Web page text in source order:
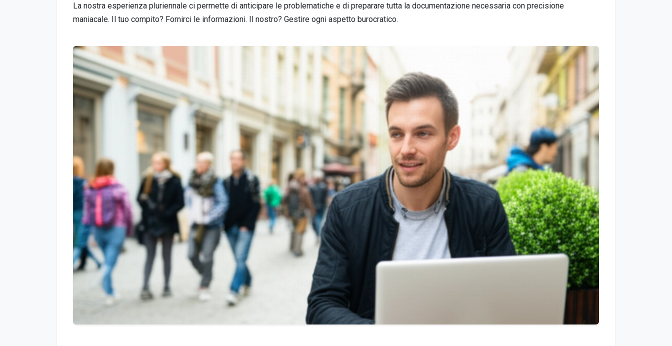
La nostra esperienza pluriennale ci permette di anticipare le problematiche e di preparare tutta la documentazione necessaria con precisione
maniacale. Il tuo compito? Fornirci le informazioni. Il nostro? Gestire ogni aspetto burocratico.